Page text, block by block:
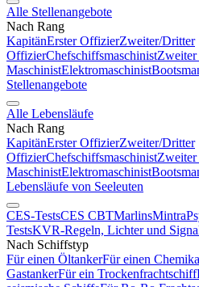
Alle Stellenangebote
Nach Rang
KapitänErster OffizierZweiter/Dritter
OffizierChefschiffsmaschinist
MaschinistElektromaschinist
Stellenangebote
Alle Lebensläufe
Nach Rang
KapitänErster OffizierZweiter/Dritter
OffizierChefschiffsmaschinist
MaschinistElektromaschinist
Lebensläufe von Seeleuten
CES-TestsCES CBTMarlinsMintra
TestsKVR-Regeln, Lichter und
Nach Schiffstyp
Für einen ÖltankerFür einen
GastankerFür ein Trockenfrachtschiff